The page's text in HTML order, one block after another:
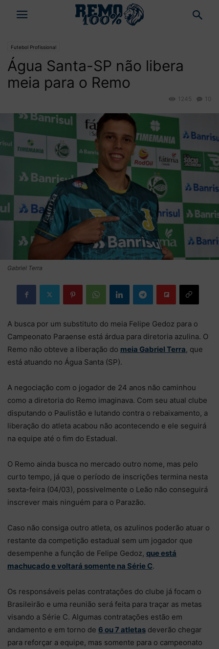
Futebol Profissional
Água Santa-SP não libera
meia para o Remo
10
1245
Gabriel Terra
A busca por um substituto do meia Felipe Gedoz para o
Campeonato Paraense está árdua para diretoria azulina. O
Remo não obteve a liberação do meia Gabriel Terra, que
está atuando no Água Santa (SP).
A negociação com o jogador de 24 anos não caminhou
como a diretoria do Remo imaginava. Com seu atual clube
disputando o Paulistão e lutando contra o rebaixamento, a
liberação do atleta acabou não acontecendo e ele seguirá
na equipe até o fim do Estadual.
O Remo ainda busca no mercado outro nome, mas pelo
curto tempo, já que o período de inscrições termina nesta
sexta-feira (04/03), possivelmente o Leão não conseguirá
inscrever mais ninguém para o Parazão.
Caso não consiga outro atleta, os azulinos poderão atuar o
restante da competição estadual sem um jogador que
desempenhe a função de Felipe Gedoz, que está
machucado e voltará somente na Série C.
Os responsáveis pelas contratações do clube já focam o
Brasileirão e uma reunião será feita para traçar as metas
visando a Série C. Algumas contratações estão em
andamento e em torno de 6 ou 7 atletas deverão chegar
para reforçar a equipe, mas somente para o campeonato